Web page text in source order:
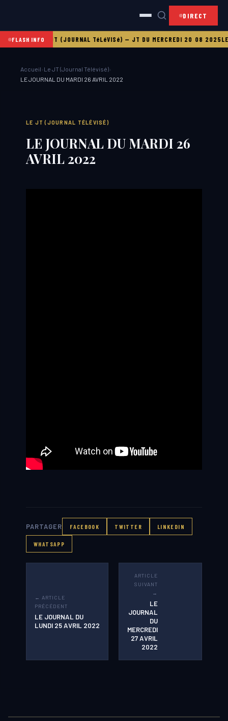
DIRECT
FLASH INFO
08 2025LE JT (JOURNAL TéLéVISé)—JT DU MERCREDI 20 08 2025LE
Accueil › Le JT (Journal Télévisé)›
LE JOURNAL DU MARDI 26 AVRIL 2022
LE JT (JOURNAL TÉLÉVISÉ)
LE JOURNAL DU MARDI 26
AVRIL 2022
PARTAGER FACEBOOK TWITTER LINKEDIN
WHATSAPP
← ARTICLE
PRÉCÉDENT
LE JOURNAL DU
LUNDI 25 AVRIL 2022
ARTICLE
SUIVANT
→
LE
JOURNAL
DU
MERCREDI
27 AVRIL
2022